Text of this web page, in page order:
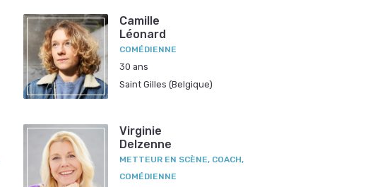
Camille
Léonard
COMÉDIENNE
30 ans
Saint Gilles (Belgique)
Virginie
Delzenne
METTEUR EN SCÈNE, COACH,
COMÉDIENNE